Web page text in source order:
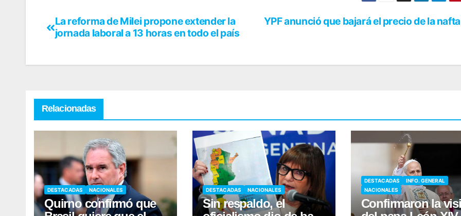
YPF anunció que bajará el precio de la nafta
La reforma de Milei propone extender la
jornada laboral a 13 horas en todo el país
Relacionadas
DESTACADAS NACIONALES
Quirno confirmó que
DESTACADAS NACIONALES
Sin respaldo, el
DESTACADAS
INFO. GENERAL
NACIONALES
Confirmaron la